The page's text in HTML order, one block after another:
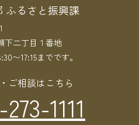
ふるさと振興課
下二丁目１番地
〜17:15までです。
ご相談はこちら
1111